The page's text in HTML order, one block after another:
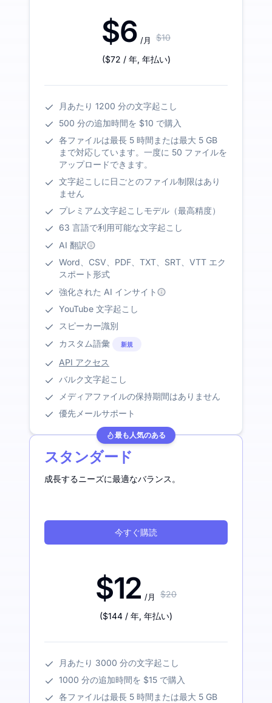
$6 /月 $10
($72 / 年, 年払い)
月あたり 1200 分の文字起こし
500 分の追加時間を $10 で購入
各ファイルは最長 5 時間または最大 5 GB
まで対応しています。一度に 50 ファイルを
アップロードできます。
文字起こしに日ごとのファイル制限はあり
ません
プレミアム文字起こしモデル（最高精度）
63 言語で利用可能な文字起こし
AI 翻訳
Word、CSV、PDF、TXT、SRT、VTT エク
スポート形式
強化された AI インサイト
YouTube 文字起こし
スピーカー識別
カスタム語彙
新規
API アクセス
バルク文字起こし
メディアファイルの保持期間はありません
優先メールサポート
最も人気のある
スタンダード
成長するニーズに最適なバランス。
今すぐ購読
$12 /月 $20
($144 / 年, 年払い)
月あたり 3000 分の文字起こし
1000 分の追加時間を $15 で購入
各ファイルは最長 5 時間または最大 5 GB